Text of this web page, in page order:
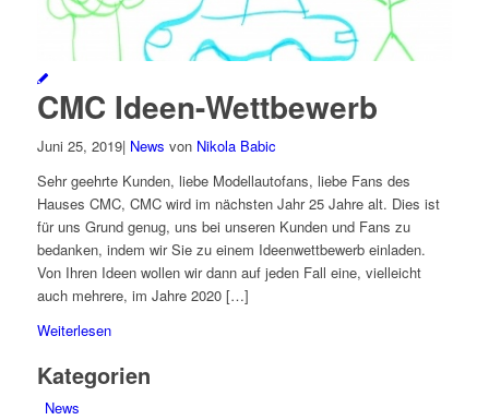
CMC Ideen-Wettbewerb
Juni 25, 2019| News von Nikola Babic
Sehr geehrte Kunden, liebe Modellautofans, liebe Fans des
Hauses CMC, CMC wird im nächsten Jahr 25 Jahre alt. Dies ist
für uns Grund genug, uns bei unseren Kunden und Fans zu
bedanken, indem wir Sie zu einem Ideenwettbewerb einladen.
Von Ihren Ideen wollen wir dann auf jeden Fall eine, vielleicht
auch mehrere, im Jahre 2020 […]
Weiterlesen
Kategorien
News